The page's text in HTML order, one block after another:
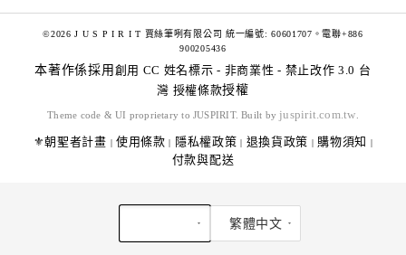
©2026 J U S P I R I T 賈絲筆咧有限公司 統一編號: 60601707。電聯+886
900205436
本著作係採用 創用 CC 姓名標示 - 非商業性 - 禁止改作 3.0 台
灣 授權條款授權
Theme code & UI proprietary to JUSPIRIT. Built by juspirit.com.tw
⚜️朝聖者計畫 | 使用條款 | 隱私權政策 | 退換貨政策 | 購物須知 |
付款與配送